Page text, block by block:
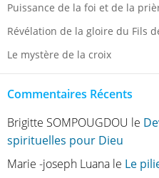
Puissance de la foi et de la
Révélation de la gloire du Fils
Le mystère de la croix
Commentaires Récents
Brigitte SOMPOUGDOU le
spirituelles pour Dieu
Marie -joseph Luana le Le